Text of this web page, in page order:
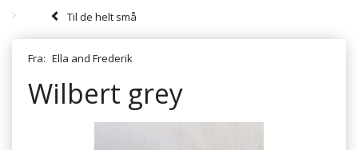
Til de helt små
Fra: Ella and Frederik
Wilbert grey